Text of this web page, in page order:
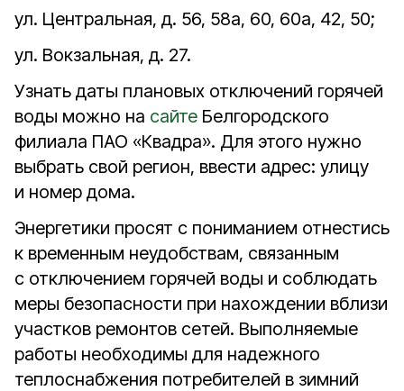
ул. Центральная, д. 56, 58а, 60, 60а, 42, 50;
ул. Вокзальная, д. 27.
Узнать даты плановых отключений горячей
воды можно на сайте Белгородского
филиала ПАО «Квадра». Для этого нужно
выбрать свой регион, ввести адрес: улицу
и номер дома.
Энергетики просят с пониманием отнестись
к временным неудобствам, связанным
с отключением горячей воды и соблюдать
меры безопасности при нахождении вблизи
участков ремонтов сетей. Выполняемые
работы необходимы для надежного
теплоснабжения потребителей в зимний